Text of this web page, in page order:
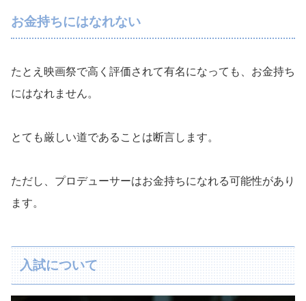
お金持ちにはなれない
たとえ映画祭で高く評価されて有名になっても、お金持ち
にはなれません。
とても厳しい道であることは断言します。
ただし、プロデューサーはお金持ちになれる可能性があり
ます。
入試について